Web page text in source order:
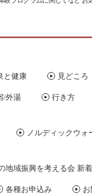
と健康 見どころ
/外湯 行き方
ノルディックウォ
地域振興を考える会 新
各種お申込み